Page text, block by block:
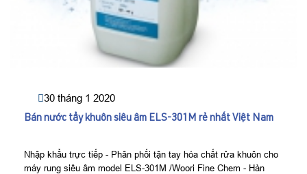
30 tháng 1 2020
Bán nước tẩy khuôn siêu âm ELS-301M rẻ nhất Việt Nam
Nhập khẩu trực tiếp - Phân phối tận tay hóa chất rửa khuôn cho
máy rung siêu âm model ELS-301M /Woori Fine Chem - Hàn